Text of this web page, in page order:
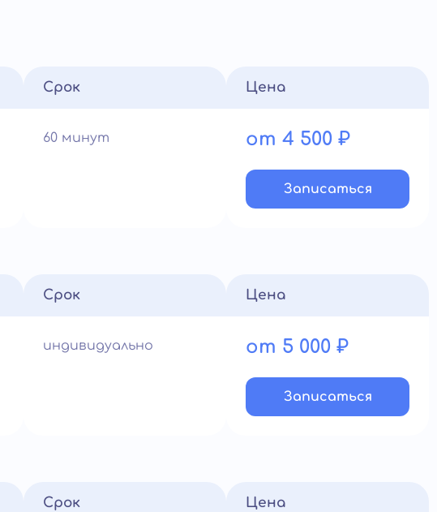
Срок
60 минут
Цена
от 4 500 ₽
Записатьcя
Срок
индивидуально
Цена
от 5 000 ₽
Записатьcя
Срок Цена